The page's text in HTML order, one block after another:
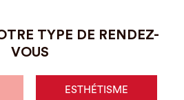
TYPE DE RENDEZ-
VOUS
ESTHÉTISME